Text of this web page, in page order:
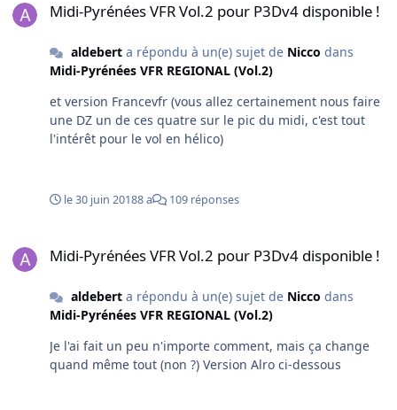
Midi-Pyrénées VFR Vol.2 pour P3Dv4 disponible !
aldeberta répondu à un(e) sujet de Nicco dans
Midi-Pyrénées VFR REGIONAL (Vol.2)
et version Francevfr (vous allez certainement nous faire
une DZ un de ces quatre sur le pic du midi, c'est tout
l'intérêt pour le vol en hélico)
le 30 juin 20188 a 109 réponses
Midi-Pyrénées VFR Vol.2 pour P3Dv4 disponible !
aldeberta répondu à un(e) sujet de Nicco dans
Midi-Pyrénées VFR REGIONAL (Vol.2)
Je l'ai fait un peu n'importe comment, mais ça change
quand même tout (non ?) Version Alro ci-dessous